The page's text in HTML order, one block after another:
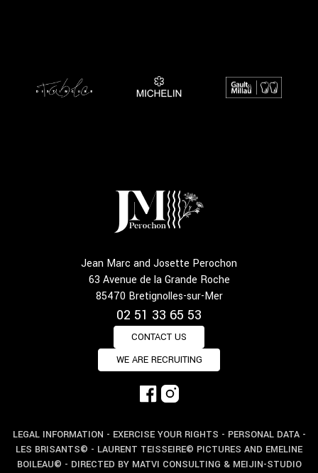
Jean Marc and Josette Perochon
63 Avenue de la Grande Roche
85470 Bretignolles-sur-Mer
02 51 33 65 53
CONTACT US
WE ARE RECRUITING
LEGAL INFORMATION - EXERCISE YOUR RIGHTS - PERSONAL DATA-
LES BRISANTS© - LAURENT TEISSEIRE© PICTURES AND EMELINE
BOILEAU© - DIRECTED BY MATVI CONSULTING & MEIJIN-STUDIO